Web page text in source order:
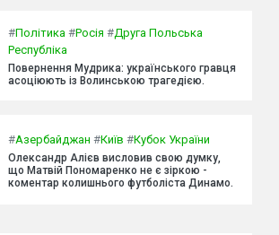
#Політика #Росія #Друга Польська
Республіка
Повернення Мудрика: українського гравця
асоціюють із Волинською трагедією.
#Азербайджан #Київ #Кубок України
Олександр Алієв висловив свою думку,
що Матвій Пономаренко не є зіркою -
коментар колишнього футболіста Динамо.